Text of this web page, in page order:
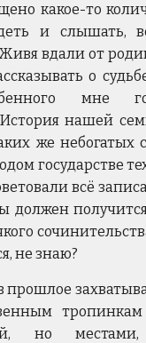
какое-то
и слышать,
Живя вдали от
о
мне
нашей
же небогатых
государстве
всё
должен
не знаю?
прошлое
но местами,